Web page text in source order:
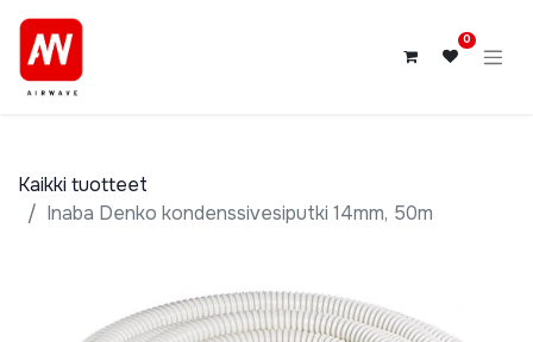
0
Kaikki tuotteet
Inaba Denko kondenssivesiputki 14mm, 50m